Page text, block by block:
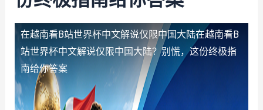
在越南看B站世界杯中文解说仅限中国大陆在越南看B
站世界杯中文解说仅限中国大陆？别慌，这份终极指
南给你答案